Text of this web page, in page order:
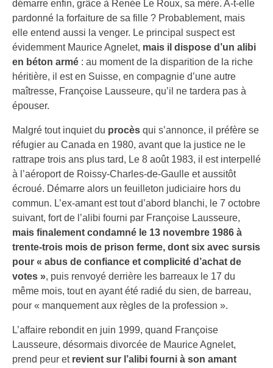
démarre enfin, grâce à Renée Le Roux, sa mère. A-t-elle
pardonné la forfaiture de sa fille ? Probablement, mais
elle entend aussi la venger. Le principal suspect est
évidemment Maurice Agnelet, mais il dispose d’un alibi
en béton armé : au moment de la disparition de la riche
héritière, il est en Suisse, en compagnie d’une autre
maîtresse, Françoise Lausseure, qu’il ne tardera pas à
épouser.
Malgré tout inquiet du procès qui s’annonce, il préfère se
réfugier au Canada en 1980, avant que la justice ne le
rattrape trois ans plus tard, Le 8 août 1983, il est interpellé
à l’aéroport de Roissy-Charles-de-Gaulle et aussitôt
écroué. Démarre alors un feuilleton judiciaire hors du
commun. L’ex-amant est tout d’abord blanchi, le 7 octobre
suivant, fort de l’alibi fourni par Françoise Lausseure,
mais finalement condamné le 13 novembre 1986 à
trente-trois mois de prison ferme, dont six avec sursis
pour « abus de confiance et complicité d’achat de
votes », puis renvoyé derrière les barreaux le 17 du
même mois, tout en ayant été radié du sien, de barreau,
pour « manquement aux règles de la profession ».
L’affaire rebondit en juin 1999, quand Françoise
Lausseure, désormais divorcée de Maurice Agnelet,
prend peur et revient sur l’alibi fourni à son amant